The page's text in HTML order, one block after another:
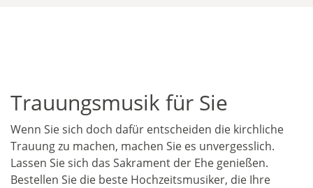
Trauungsmusik für Sie
Wenn Sie sich doch dafür entscheiden die kirchliche
Trauung zu machen, machen Sie es unvergesslich.
Lassen Sie sich das Sakrament der Ehe genießen.
Bestellen Sie die beste Hochzeitsmusiker, die Ihre